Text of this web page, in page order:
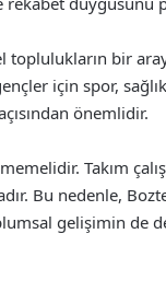
toplulukların bir
için spor,
önemlidir.
Takım
Bu nedenle,
gelişimin de